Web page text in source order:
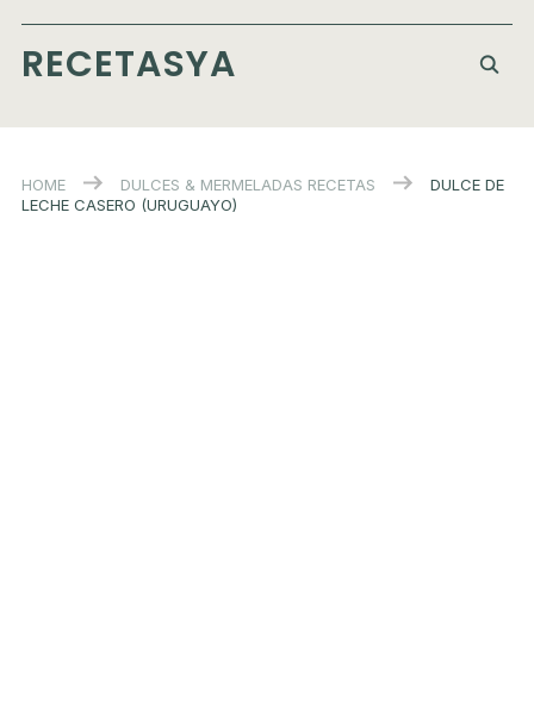
RECETASYA
HOME DULCES & MERMELADAS RECETAS
DULCE DE
LECHE CASERO (URUGUAYO)